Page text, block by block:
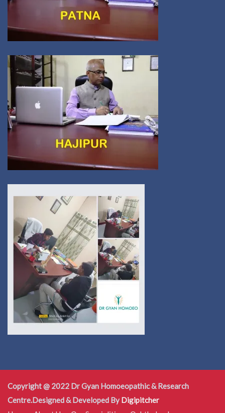
Copyright @ 2022 Dr Gyan Homoeopathic & Research
Centre.Designed & Developed By Digipitcher